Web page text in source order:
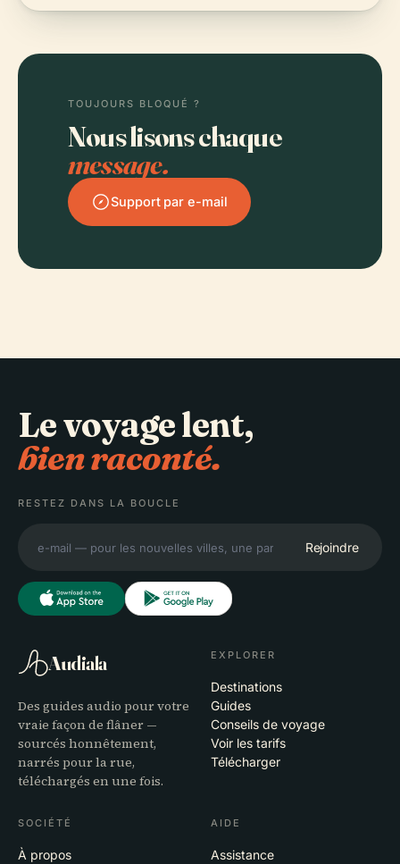
TOUJOURS BLOQUÉ ?
Nous lisons chaque
message.
Support par e-mail
Le voyage lent,
bien raconté.
RESTEZ DANS LA BOUCLE
Rejoindre
Audiala
Des guides audio pour votre
vraie façon de flâner —
sourcés honnêtement,
narrés pour la rue,
téléchargés en une fois.
EXPLORER
Destinations
Guides
Conseils de voyage
Voir les tarifs
Télécharger
SOCIÉTÉ
À propos
AIDE
Assistance